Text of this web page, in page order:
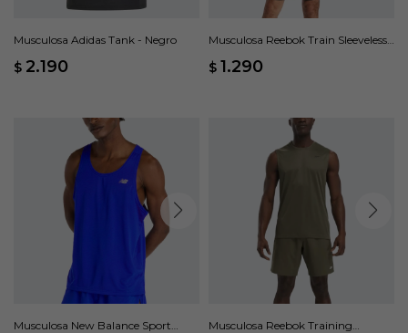
Musculosa Adidas Tank - Negro
$ 2.190
Musculosa Reebok Train Sleeveless
$ 1.290
Musculosa New Balance Sport
Musculosa Reebok Training